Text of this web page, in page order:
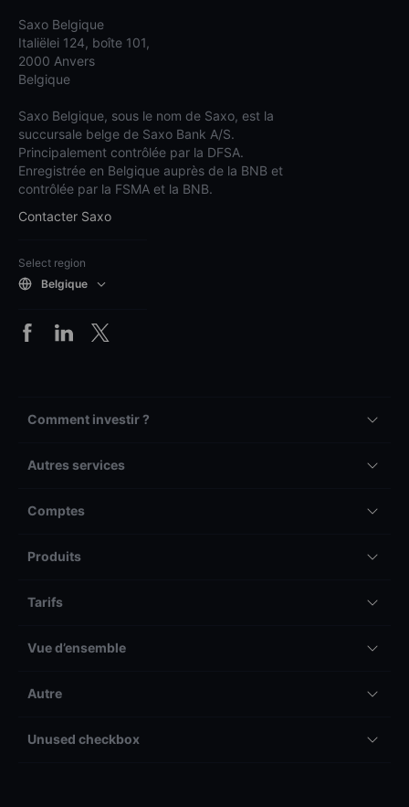
Saxo Belgique
Italiëlei 124, boîte 101,
2000 Anvers
Belgique
Saxo Belgique, sous le nom de Saxo, est la
succursale belge de Saxo Bank A/S.
Principalement contrôlée par la DFSA.
Enregistrée en Belgique auprès de la BNB et
contrôlée par la FSMA et la BNB.
Contacter Saxo
Select region
Belgique
Comment investir ?
Autres services
Comptes
Produits
Tarifs
Vue d’ensemble
Autre
Unused checkbox